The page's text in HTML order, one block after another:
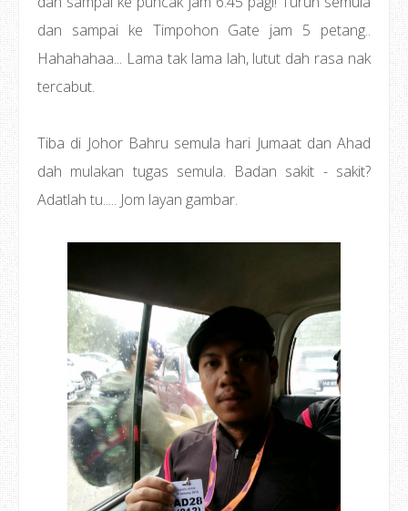
dan sampai ke Timpohon Gate jam 5 petang..
Hahahahaa... Lama tak lama lah, lutut dah rasa nak
tercabut.
Tiba di Johor Bahru semula hari Jumaat dan Ahad
dah mulakan tugas semula. Badan sakit - sakit?
Adatlah tu..... Jom layan gambar.